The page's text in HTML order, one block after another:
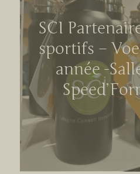
SCI
sportifs –
année -